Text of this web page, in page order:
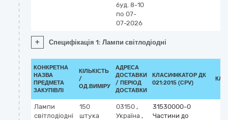
буд. 8-10
по 07-
07-2026
+ Специфікація 1: Лампи світлодіодні
КОНКРЕТНА
НАЗВА
ПРЕДМЕТА
ЗАКУПІВЛІ
КІЛЬКІСТЬ
/
ОД.ВИМІРУ
АДРЕСА
ДОСТАВКИ
/ ПЕРІОД
ДОСТАВКИ
КЛАСИФІКАТОР ДК
021:2015 (CPV)
Лампи
світлодіодні
150
штука
03150 ,
Україна ,
31530000-0
Частини до